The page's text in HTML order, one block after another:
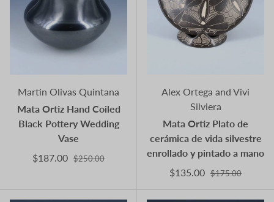
Martin Olivas Quintana
Mata Ortiz Hand Coiled
Black Pottery Wedding
Vase
$187.00 $250.00
Alex Ortega and Vivi
Silviera
Mata Ortiz Plato de
cerámica de vida silvestre
enrollado y pintado a mano
$135.00 $175.00